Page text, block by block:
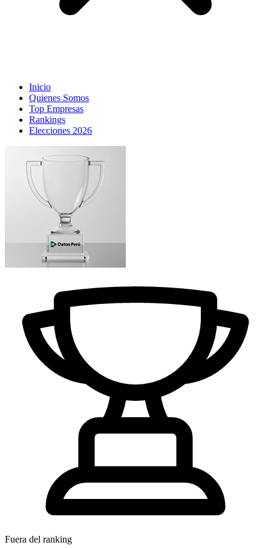
Inicio
Quienes Somos
Top Empresas
Rankings
Elecciones 2026
Fuera del ranking